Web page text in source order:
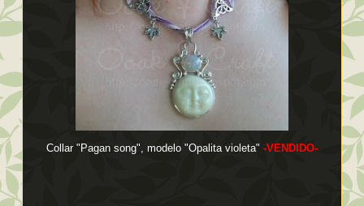
Collar "Pagan song", modelo "Opalita violeta" -VENDIDO-